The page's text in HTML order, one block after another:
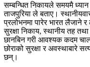
सम्बन्धित निकायले समयमै
ताजपुरिया ले बताए।
प्रलोभनमा पारेर भारत लैजाने र
सुरक्षा निकाय, स्थानीय तह
छानबिन गरी आवश्यक कदम
छोराको सुरक्षा र अवस्थाबारे
छन्।